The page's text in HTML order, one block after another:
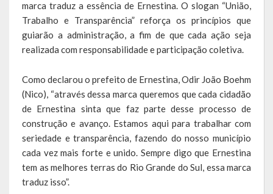
Saúde
Serviços Oferecidos pela Secretaria de Saúde
Legislação
ATOS NORMATIVOS
LEIS ORDINÁRIAS
LEIS COMPLEMENTARES
marca traduz a essência de Ernestina. O slogan “União,
Trabalho e Transparência” reforça os princípios que
guiarão a administração, a fim de que cada ação seja
realizada com responsabilidade e participação coletiva.
Como declarou o prefeito de Ernestina, Odir João Boehm
(Nico), “através dessa marca queremos que cada cidadão
de Ernestina sinta que faz parte desse processo de
construção e avanço. Estamos aqui para trabalhar com
seriedade e transparência, fazendo do nosso município
cada vez mais forte e unido. Sempre digo que Ernestina
tem as melhores terras do Rio Grande do Sul, essa marca
traduz isso”.